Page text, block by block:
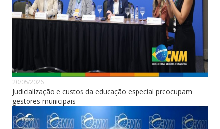
20/05/2026
Judicialização e custos da educação especial preocupam
gestores municipais